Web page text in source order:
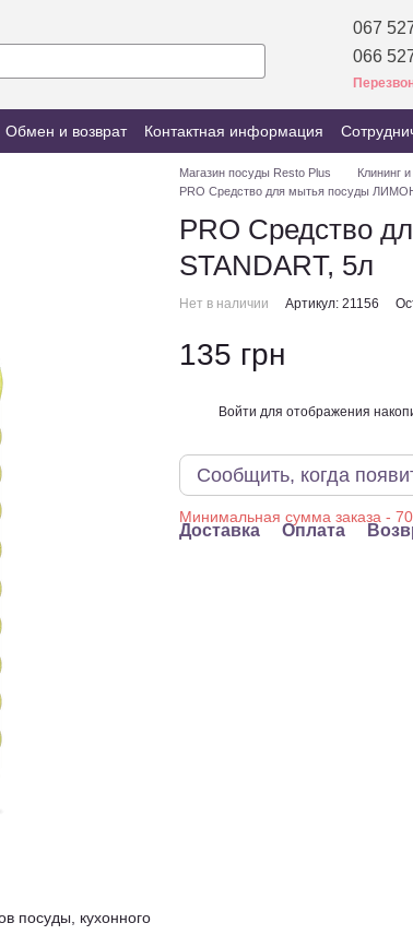
067
066
Обмен и возврат Контактная информация
посуды, кухонного
Магазин посуды Resto Plus
Клининг и
PRO Средство для мытья посуды
PRO Средство
STANDART, 5л
Нет в наличии Артикул: 21156
135 грн
Войти для отображения
Сообщить, когда
Доставка Оплата